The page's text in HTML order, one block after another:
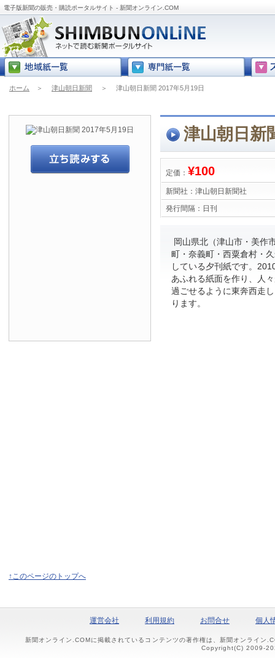
電子版新聞の販売・購読ポータルサイト - 新聞オンライン.COM
ホーム ＞ 津山朝日新聞 ＞ 津山朝日新聞 2017年5月19日
津山朝日新
定価： ¥100
新聞社： 津山朝日新聞社
発行間隔： 日刊
岡山県北（津山市・美作
町・奈義町・西粟倉村・
している夕刊紙です。
あふれる紙面を作り、人
過ごせるように東奔西走
ります。
↑このページのトップへ
運営会社 利用規約 お問合せ 個人
新聞オンライン.COMに掲載されているコンテンツの著作権は、新聞オンライン
Copyright(C) 2009-